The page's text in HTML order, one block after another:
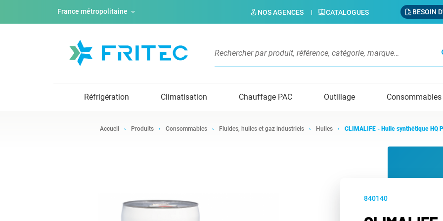
France métropolitaine NOS AGENCES CATALOGUES BESOIN
Réfrigération Climatisation Chauffage PAC Outillage Consommables
Accueil Produits Consommables Fluides, huiles et gaz industriels Huiles CLIMALIFE - Huile synthétique HQ
840140